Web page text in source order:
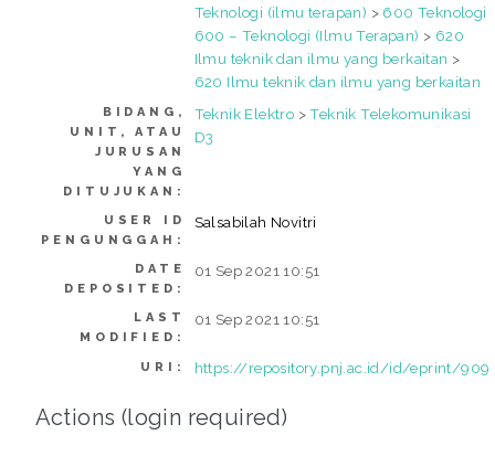
Teknologi (ilmu terapan) > 600 Teknologi
600 – Teknologi (Ilmu Terapan) > 620
Ilmu teknik dan ilmu yang berkaitan >
620 Ilmu teknik dan ilmu yang berkaitan
BIDANG,
UNIT, ATAU
JURUSAN
YANG
DITUJUKAN:
Teknik Elektro >Teknik Telekomunikasi
D3
USER ID
PENGUNGGAH:
Salsabilah Novitri
DATE
DEPOSITED:
01 Sep 2021 10:51
LAST
MODIFIED:
01 Sep 2021 10:51
URI: https://repository.pnj.ac.id/id/eprint/909
Actions (login required)